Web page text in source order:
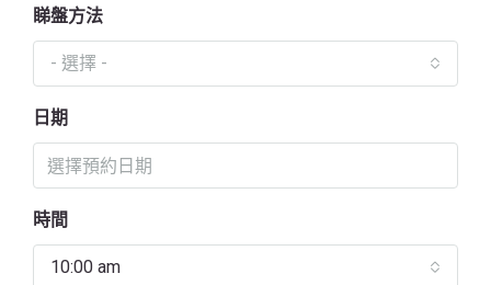
睇盤方法
- 選擇 -
日期
時間
10:00 am